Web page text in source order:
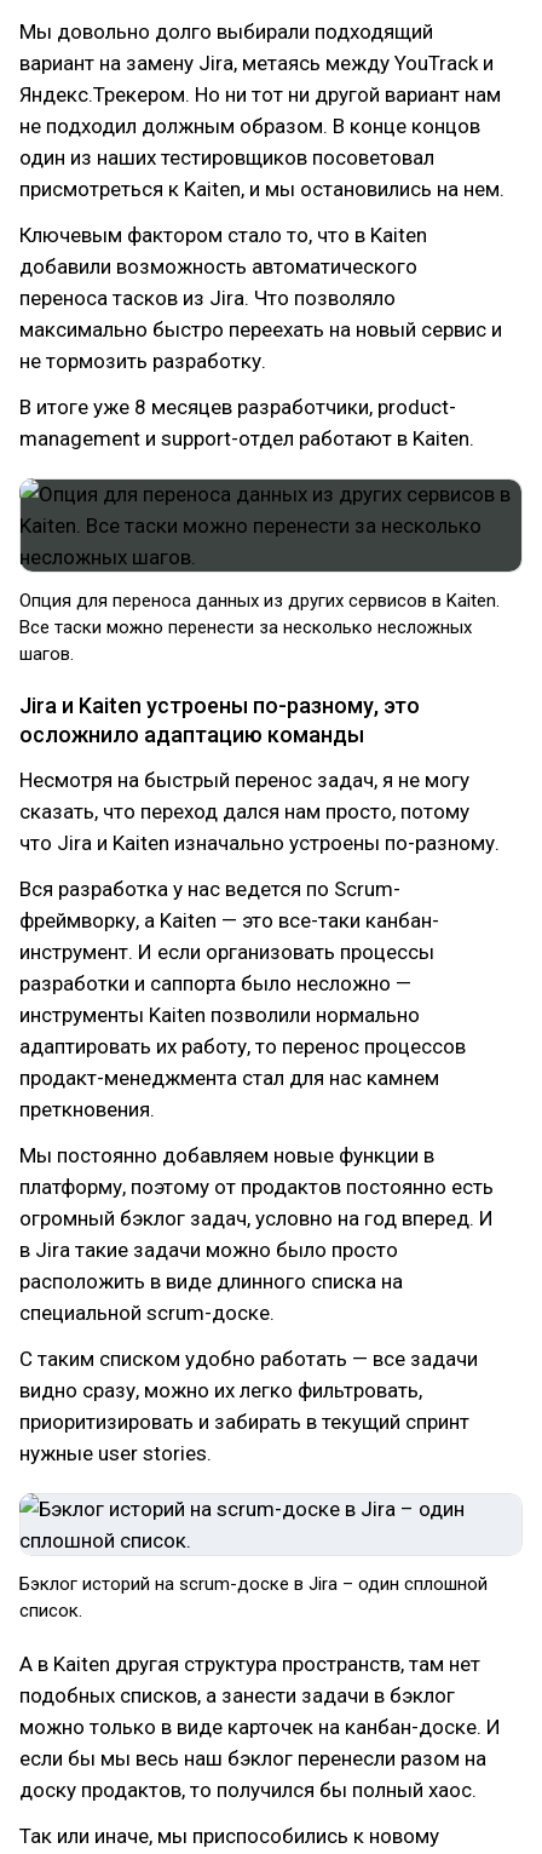
Мы довольно долго выбирали подходящий
вариант на замену Jira, метаясь между YouTrack и
Яндекс.Трекером. Но ни тот ни другой вариант нам
не подходил должным образом. В конце концов
один из наших тестировщиков посоветовал
присмотреться к Kaiten, и мы остановились на нем.
Ключевым фактором стало то, что в Kaiten
добавили возможность автоматического
переноса тасков из Jira. Что позволяло
максимально быстро переехать на новый сервис и
не тормозить разработку.
В итоге уже 8 месяцев разработчики, product-
management и support-отдел работают в Kaiten.
Опция для переноса данных из других сервисов в Kaiten.
Все таски можно перенести за несколько несложных
шагов.
Jira и Kaiten устроены по-разному, это
осложнило адаптацию команды
Несмотря на быстрый перенос задач, я не могу
сказать, что переход дался нам просто, потому
что Jira и Kaiten изначально устроены по-разному.
Вся разработка у нас ведется по Scrum-
фреймворку, а Kaiten — это все-таки канбан-
инструмент. И если организовать процессы
разработки и саппорта было несложно —
инструменты Kaiten позволили нормально
адаптировать их работу, то перенос процессов
продакт-менеджмента стал для нас камнем
преткновения.
Мы постоянно добавляем новые функции в
платформу, поэтому от продактов постоянно есть
огромный бэклог задач, условно на год вперед. И
в Jira такие задачи можно было просто
расположить в виде длинного списка на
специальной scrum-доске.
С таким списком удобно работать — все задачи
видно сразу, можно их легко фильтровать,
приоритизировать и забирать в текущий спринт
нужные user stories.
Бэклог историй на scrum-доске в Jira – один сплошной
список.
А в Kaiten другая структура пространств, там нет
подобных списков, а занести задачи в бэклог
можно только в виде карточек на канбан-доске. И
если бы мы весь наш бэклог перенесли разом на
доску продактов, то получился бы полный хаос.
Так или иначе, мы приспособились к новому